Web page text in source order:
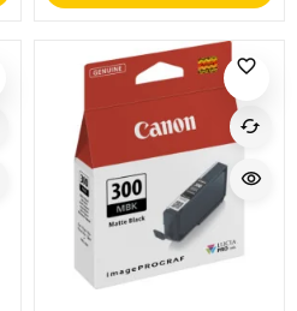
favorite_border
cached
visibility